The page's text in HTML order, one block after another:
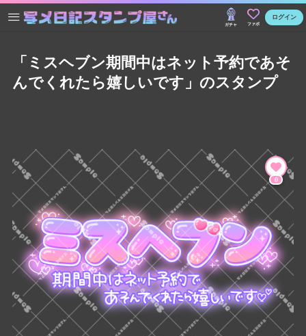
ガチャ ファボ
ログイン
「ミスヘブン期間中はネット予約であそ
んでくれたら嬉しいです」のスタンプ
0